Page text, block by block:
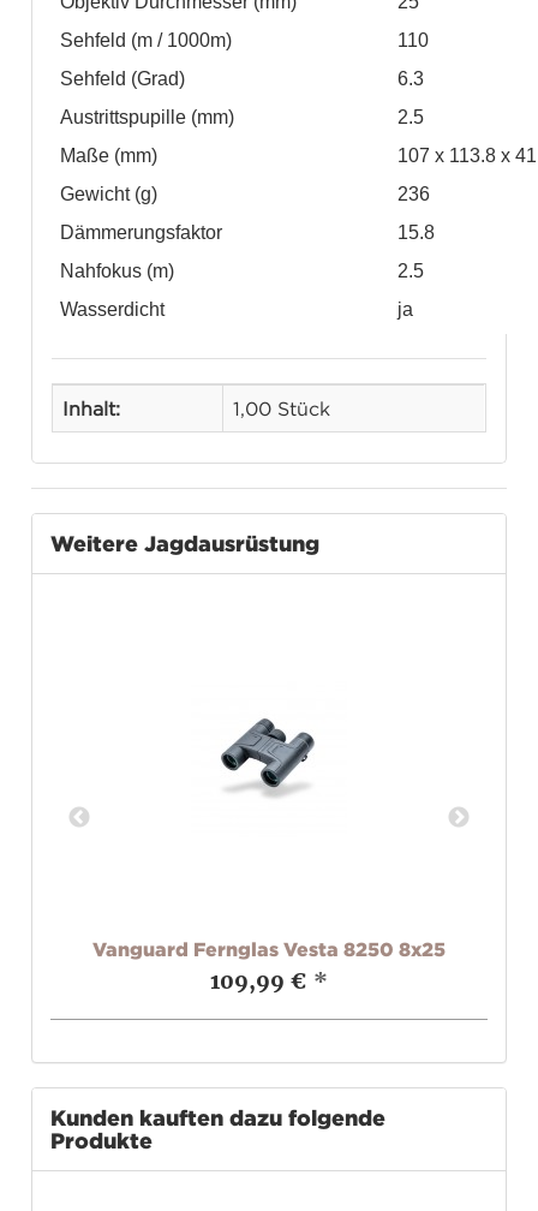
Sehfeld (m / 1000m)
110
Sehfeld (Grad)
6.3
Austrittspupille (mm)
2.5
Maße (mm)
107 x 113.8 x 41
Gewicht (g)
236
Dämmerungsfaktor
15.8
Nahfokus (m)
2.5
Wasserdicht
ja
Inhalt: 1,00 Stück
Weitere Jagdausrüstung
Vanguard Fernglas Vesta 8250 8x25
109,99 € *
Kunden kauften dazu folgende
Produkte